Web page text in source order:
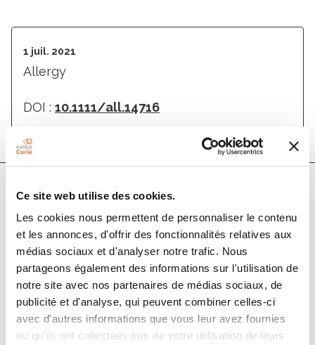
Ce site web utilise des cookies.
Les cookies nous permettent de personnaliser le contenu
et les annonces, d'offrir des fonctionnalités relatives aux
médias sociaux et d'analyser notre trafic. Nous
partageons également des informations sur l'utilisation de
notre site avec nos partenaires de médias sociaux, de
publicité et d'analyse, qui peuvent combiner celles-ci
avec d'autres informations que vous leur avez fournies
ou qu'ils ont collectées lors de votre utilisation de leurs
1 juil. 2021
Allergy
DOI : 10.1111/all.14716
Auteurs
Cathy Leonard, Guillem Montamat, Caroline Davril,
Olivia Domingues, Oliver Hunewald, Dominique
Revets, Coralie Guerin, Simon Blank, Justine
Heckendorn, Gauthier Jardon, François Hentges,
Markus Ollert